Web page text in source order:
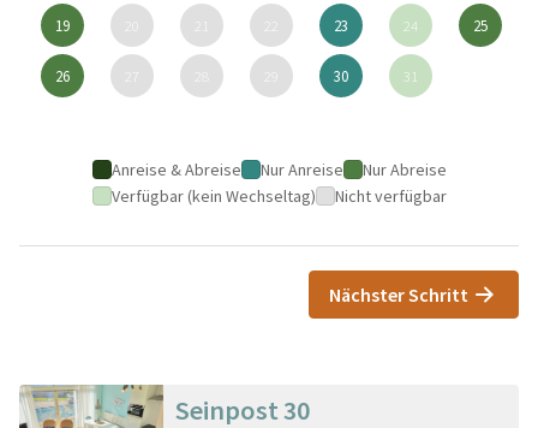
19 23 24 25
26 30 31
Anreise & Abreise Nur Anreise
Nur Abreise
Verfügbar (kein Wechseltag)
Nicht verfügbar
Nächster Schritt
Seinpost 30